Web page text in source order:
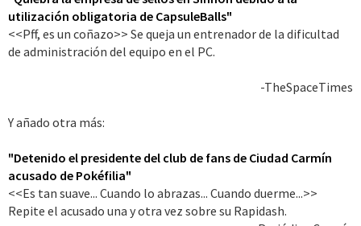
utilización obligatoria de CapsuleBalls"
<<Pff, es un coñazo>> Se queja un entrenador de la dificultad
de administración del equipo en el PC.
-TheSpaceTimes​
Y añado otra más:
"Detenido el presidente del club de fans de Ciudad Carmín
acusado de Pokéfilia"
<<Es tan suave... Cuando lo abrazas... Cuando duerme...>>
Repite el acusado una y otra vez sobre su Rapidash.